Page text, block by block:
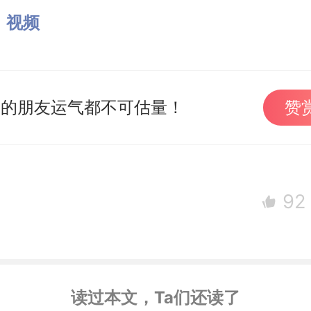
视频
朋友运气都不可估量！ 赞
92
读过本文，Ta们还读了